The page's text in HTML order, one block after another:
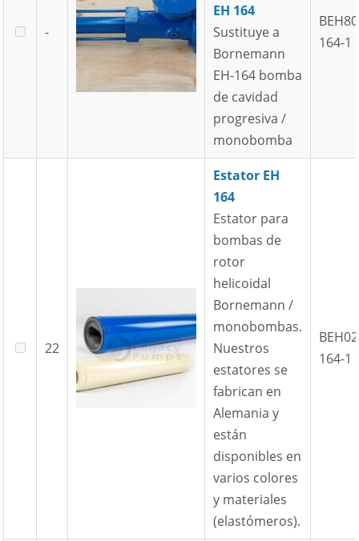
-
EH 164
Sustituye a
Bornemann
EH-164 bomba
de cavidad
progresiva /
monobomba
164-1
22
Estator EH
164
Estator para
bombas de
rotor
helicoidal
Bornemann /
monobombas.
Nuestros
estatores se
fabrican en
Alemania y
están
disponibles en
varios colores
y materiales
(elastómeros).
164-1